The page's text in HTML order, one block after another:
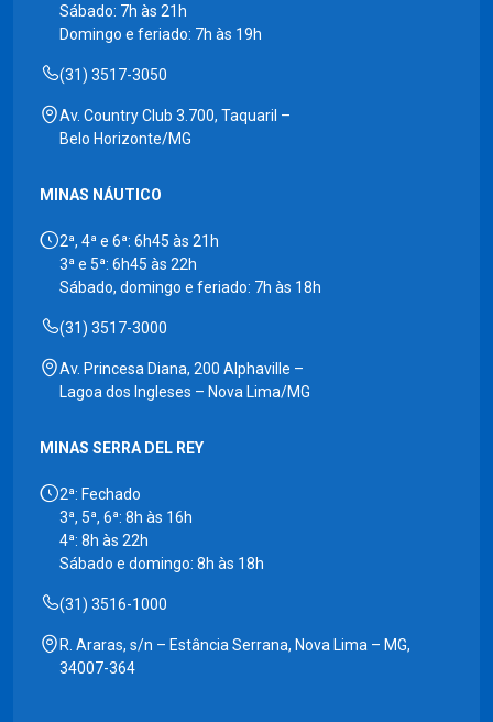
Sábado: 7h às 21h
Domingo e feriado: 7h às 19h
(31) 3517-3050
Av. Country Club 3.700, Taquaril –
Belo Horizonte/MG
MINAS NÁUTICO
2ª, 4ª e 6ª: 6h45 às 21h
3ª e 5ª: 6h45 às 22h
Sábado, domingo e feriado: 7h às 18h
(31) 3517-3000
Av. Princesa Diana, 200 Alphaville –
Lagoa dos Ingleses – Nova Lima/MG
MINAS SERRA DEL REY
2ª: Fechado
3ª, 5ª, 6ª: 8h às 16h
4ª: 8h às 22h
Sábado e domingo: 8h às 18h
(31) 3516-1000
R. Araras, s/n – Estância Serrana, Nova Lima – MG,
34007-364